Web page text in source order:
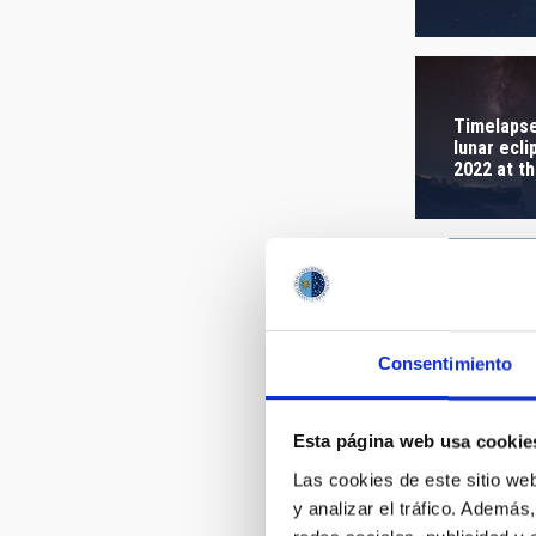
Consentimiento
Esta página web usa
Las cookies de este sitio
y analizar el tráfico.
lunar
2022 at